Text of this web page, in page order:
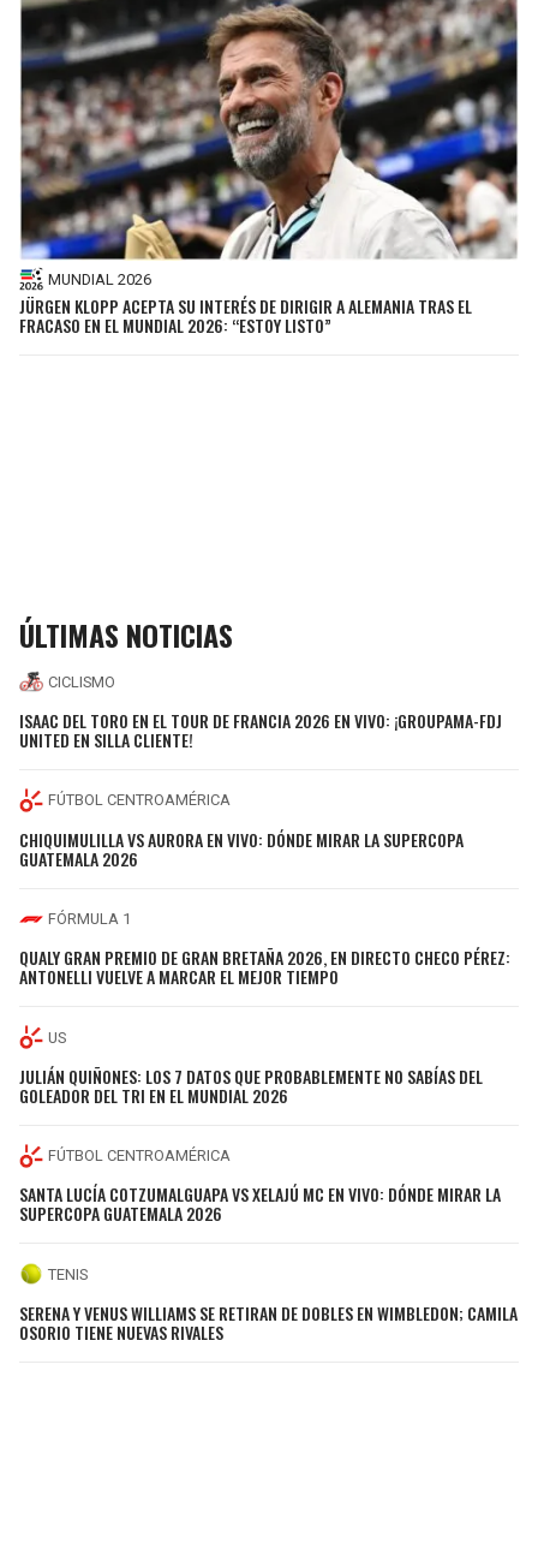
MUNDIAL 2026
JÜRGEN KLOPP ACEPTA SU INTERÉS DE DIRIGIR A ALEMANIA TRAS EL
FRACASO EN EL MUNDIAL 2026: “ESTOY LISTO”
ÚLTIMAS NOTICIAS
CICLISMO
ISAAC DEL TORO EN EL TOUR DE FRANCIA 2026 EN VIVO: ¡GROUPAMA-FDJ
UNITED EN SILLA CLIENTE!
FÚTBOL CENTROAMÉRICA
CHIQUIMULILLA VS AURORA EN VIVO: DÓNDE MIRAR LA SUPERCOPA
GUATEMALA 2026
FÓRMULA 1
QUALY GRAN PREMIO DE GRAN BRETAÑA 2026, EN DIRECTO CHECO PÉREZ:
ANTONELLI VUELVE A MARCAR EL MEJOR TIEMPO
US
JULIÁN QUIÑONES: LOS 7 DATOS QUE PROBABLEMENTE NO SABÍAS DEL
GOLEADOR DEL TRI EN EL MUNDIAL 2026
FÚTBOL CENTROAMÉRICA
SANTA LUCÍA COTZUMALGUAPA VS XELAJÚ MC EN VIVO: DÓNDE MIRAR LA
SUPERCOPA GUATEMALA 2026
TENIS
SERENA Y VENUS WILLIAMS SE RETIRAN DE DOBLES EN WIMBLEDON; CAMILA
OSORIO TIENE NUEVAS RIVALES